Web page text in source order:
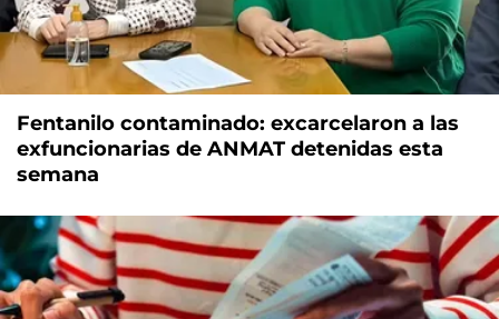
Fentanilo contaminado: excarcelaron a las
exfuncionarias de ANMAT detenidas esta
semana